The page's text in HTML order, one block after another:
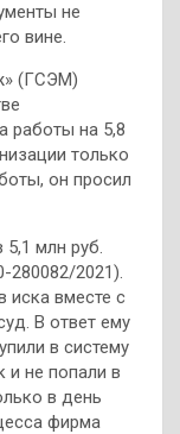
не
вине.
(ГСЭМ)
работы на 5,8
только
он просил
млн руб.
2021).
иска вместе с
В ответ ему
в систему
и не попали в
в день
фирма